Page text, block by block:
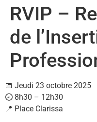
RVIP –
de
📅 Jeudi 23 octobre 2025
🕣 8h30 – 12h30
📍 Place Clarissa